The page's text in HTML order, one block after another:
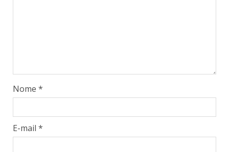
Nome *
E-mail *